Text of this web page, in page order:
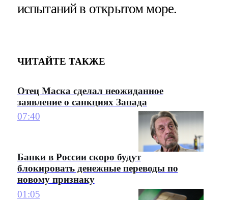
испытаний в открытом море.
ЧИТАЙТЕ ТАКЖЕ
Отец Маска сделал неожиданное
заявление о санкциях Запада
07:40
Банки в России скоро будут
блокировать денежные переводы по
новому признаку
01:05